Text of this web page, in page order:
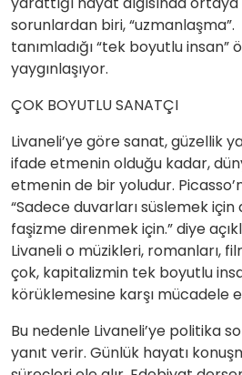
sorunlardan biri, “uzmanlaşma”.
tanımladığı “tek boyutlu
yaygınlaşıyor.
ÇOK BOYUTLU SANATÇI
Livaneli’ye göre sanat, güzellik
ifade etmenin olduğu kadar,
etmenin de bir yoludur.
“Sadece duvarları süslemek için
faşizme direnmek için.” diye
Livaneli o müzikleri, romanları,
çok, kapitalizmin tek boyutlu
körüklemesine karşı mücadele
Bu nedenle Livaneli’ye politika
yanıt verir. Günlük hayatı